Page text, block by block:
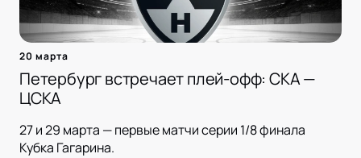
20 марта
Петербург встречает плей-офф: СКА —
ЦСКА
27 и 29 марта — первые матчи серии 1/8 финала
Кубка Гагарина.